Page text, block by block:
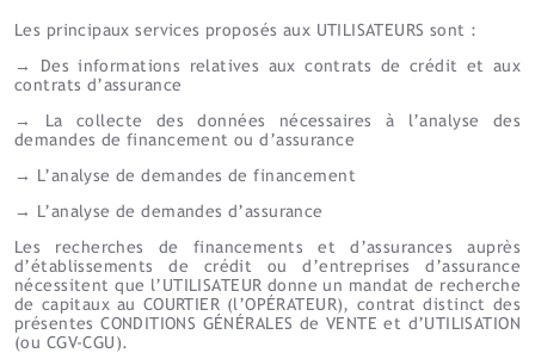
Les principaux services proposés aux UTILISATEURS sont :
→ Des informations relatives aux contrats de crédit et aux
contrats d’assurance
→ La collecte des données nécessaires à l’analyse des
demandes de financement ou d’assurance
→ L’analyse de demandes de financement
→ L’analyse de demandes d’assurance
Les recherches de financements et d’assurances auprès
d’établissements de crédit ou d’entreprises d’assurance
nécessitent que l’UTILISATEUR donne un mandat de recherche
de capitaux au COURTIER (l’OPÉRATEUR), contrat distinct des
présentes CONDITIONS GÉNÉRALES de VENTE et d’UTILISATION
(ou CGV-CGU).